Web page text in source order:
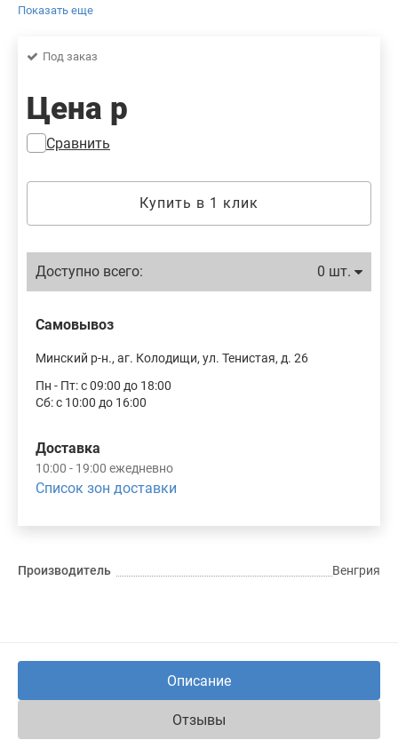
товара, предварительно не уведомляя продавцов и потребителей.
фотографиях товара. Будем благодарны вам за сообщение об
Показать еще
Производитель Венгрия
Под заказ
Цена р
Сравнить
Купить в 1 клик
Доступно всего: 0 шт.
Самовывоз
Минский р-н., аг. Колодищи, ул. Тенистая, д. 26
Пн - Пт: с 09:00 до 18:00
Сб: с 10:00 до 16:00
Доставка
10:00 - 19:00 ежедневно
Список зон доставки
Описание
Отзывы